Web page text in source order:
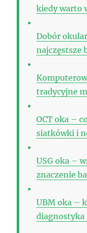
kiedy warto
Dobór
najczęstsze
tradycyjne
OCT oka –
siatkówki i
USG oka –
znaczenie
UBM oka –
diagnostyka